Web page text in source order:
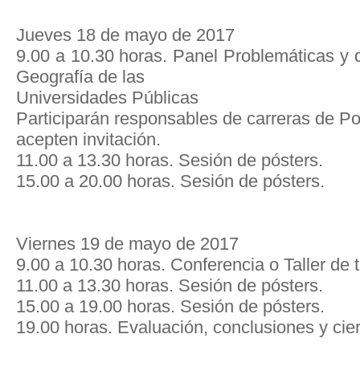
Jueves 18 de mayo de 2017
9.00 a 10.30 horas. Panel Problemáticas y
Geografía de las
Universidades Públicas
Participarán responsables de carreras de
acepten invitación.
11.00 a 13.30 horas. Sesión de pósters.
15.00 a 20.00 horas. Sesión de pósters.
Viernes 19 de mayo de 2017
9.00 a 10.30 horas. Conferencia o Taller de
11.00 a 13.30 horas. Sesión de pósters.
15.00 a 19.00 horas. Sesión de pósters.
19.00 horas. Evaluación, conclusiones y